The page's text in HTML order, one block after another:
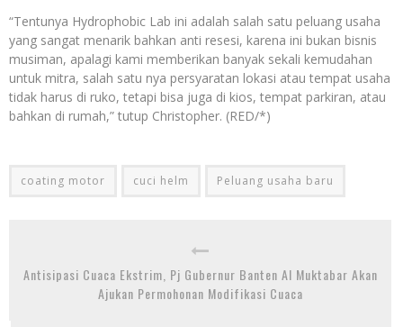
“Tentunya Hydrophobic Lab ini adalah salah satu peluang usaha
yang sangat menarik bahkan anti resesi, karena ini bukan bisnis
musiman, apalagi kami memberikan banyak sekali kemudahan
untuk mitra, salah satu nya persyaratan lokasi atau tempat usaha
tidak harus di ruko, tetapi bisa juga di kios, tempat parkiran, atau
bahkan di rumah,” tutup Christopher. (RED/*)
coating motor cuci helm Peluang usaha baru
Antisipasi Cuaca Ekstrim, Pj Gubernur Banten Al Muktabar Akan
Ajukan Permohonan Modifikasi Cuaca